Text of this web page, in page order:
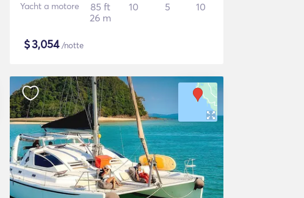
Yacht a motore
85 ft
26 m
10 5 10
$3,054/notte